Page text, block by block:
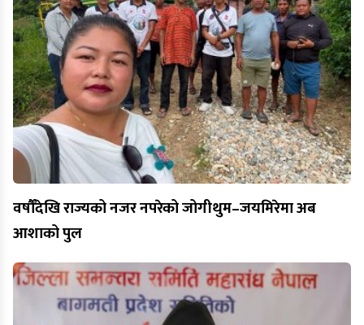
वर्षौँदेखि राज्यको नजर नपरेको जोगीथुम–जयमिरेमा अब
आशाको पुल